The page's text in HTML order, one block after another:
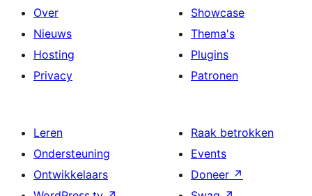
Over
Nieuws
Hosting
Privacy
Showcase
Thema's
Plugins
Patronen
Leren
Ondersteuning
Ontwikkelaars
Raak betrokken
Events
Doneer ↗